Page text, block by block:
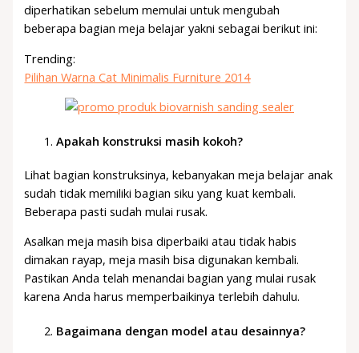
diperhatikan sebelum memulai untuk mengubah
beberapa bagian meja belajar yakni sebagai berikut ini:
Trending:
Pilihan Warna Cat Minimalis Furniture 2014
Apakah konstruksi masih kokoh?
Lihat bagian konstruksinya, kebanyakan meja belajar anak
sudah tidak memiliki bagian siku yang kuat kembali.
Beberapa pasti sudah mulai rusak.
Asalkan meja masih bisa diperbaiki atau tidak habis
dimakan rayap, meja masih bisa digunakan kembali.
Pastikan Anda telah menandai bagian yang mulai rusak
karena Anda harus memperbaikinya terlebih dahulu.
Bagaimana dengan model atau desainnya?